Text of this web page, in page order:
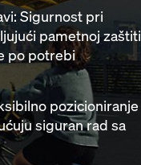
Sigurnost pri
pametnoj zaštiti
po potrebi
pozicioniranje
siguran rad sa